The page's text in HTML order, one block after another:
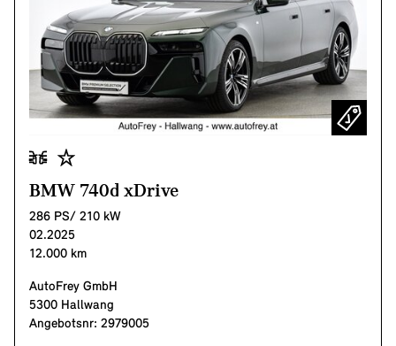
BMW 740d xDrive
286 PS/ 210 kW
02.2025
12.000 km
AutoFrey GmbH
5300 Hallwang
Angebotsnr: 2979005